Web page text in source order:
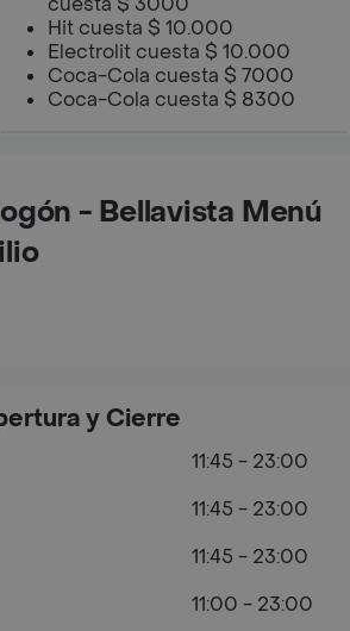
Hit cuesta $ 10.000
Electrolit cuesta $ 10.000
Coca-Cola cuesta $ 7000
Coca-Cola cuesta $ 8300
- Bellavista Menú
y Cierre
11:45 - 23:00
11:45 - 23:00
11:45 - 23:00
11:00 - 23:00